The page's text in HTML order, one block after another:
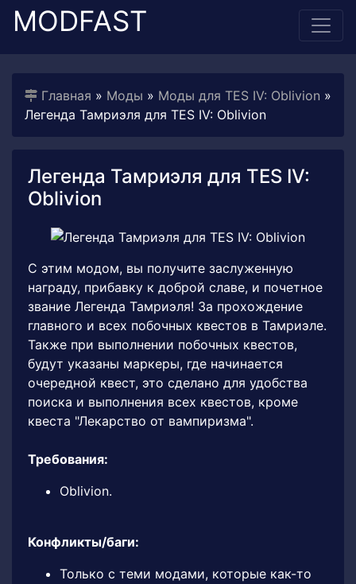
MODFAST
Главная » Моды » Моды для TES IV: Oblivion »
Легенда Тамриэля для TES IV: Oblivion
Легенда Тамриэля для TES IV:
Oblivion
С этим модом, вы получите заслуженную
награду, прибавку к доброй славе, и почетное
звание Легенда Тамриэля! За прохождение
главного и всех побочных квестов в Тамриэле.
Также при выполнении побочных квестов,
будут указаны маркеры, где начинается
очередной квест, это сделано для удобства
поиска и выполнения всех квестов, кроме
квеста "Лекарство от вампиризма".
Требования:
Oblivion.
Конфликты/баги:
Только с теми модами, которые как-то